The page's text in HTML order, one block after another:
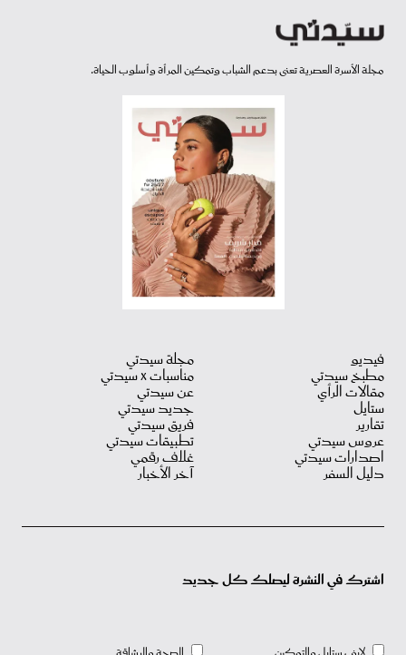
مجلة الأسرة العصرية تعنى بدعم الشباب وتمكين المرأة وأسلوب الحياة.
فيديو
مطبخ سيدتي
مقالات الرأي
ستايل
تقارير
عروس سيدتي
اصدارات سيدتي
دليل السفر
مجلة سيدتي
مناسبات X سيدتي
عن سيدتي
جديد سيدتي
فريق سيدتي
تطبيقات سيدتي
غلاف رقمي
آخر الأخبار
اشترك في النشرة ليصلك كل جديد